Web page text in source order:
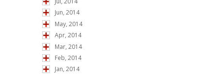
Jun, 2014
May, 2014
Apr, 2014
Mar, 2014
Feb, 2014
Jan, 2014